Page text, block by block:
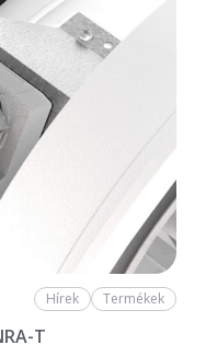
Hírek Termékek
T